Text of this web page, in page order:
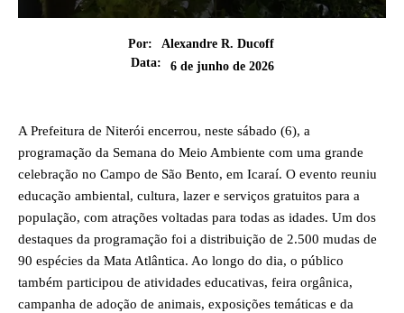
Por:
Alexandre R. Ducoff
Data:
6 de junho de 2026
A Prefeitura de Niterói encerrou, neste sábado (6), a
programação da Semana do Meio Ambiente com uma grande
celebração no Campo de São Bento, em Icaraí. O evento reuniu
educação ambiental, cultura, lazer e serviços gratuitos para a
população, com atrações voltadas para todas as idades. Um dos
destaques da programação foi a distribuição de 2.500 mudas de
90 espécies da Mata Atlântica. Ao longo do dia, o público
também participou de atividades educativas, feira orgânica,
campanha de adoção de animais, exposições temáticas e da